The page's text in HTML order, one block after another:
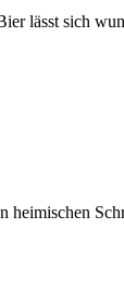
lässt sich